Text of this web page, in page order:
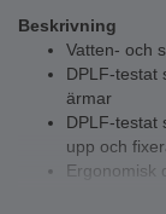
Beskrivning
Vatten- och
DPLF-testat
ärmar
DPLF-testat
upp och
Ergonomisk